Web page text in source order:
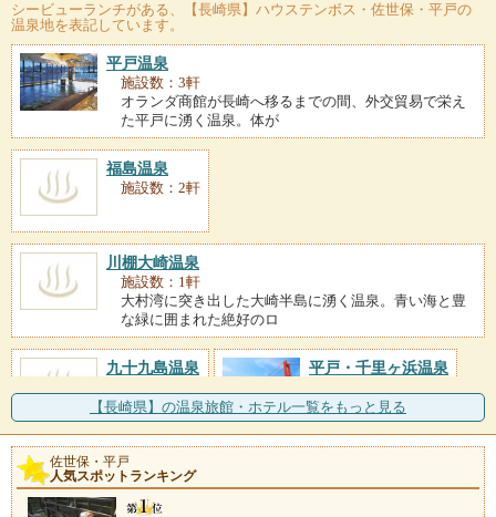
シービューランチがある、【長崎県】ハウステンボス・佐世保・平戸の
温泉地を表記しています。
平戸温泉
施設数：3軒
オランダ商館が長崎へ移るまでの間、外交貿易で栄え
た平戸に湧く温泉。体が
福島温泉
施設数：2軒
川棚大崎温泉
施設数：1軒
大村湾に突き出した大崎半島に湧く温泉。青い海と豊
な緑に囲まれた絶好のロ
九十九島温泉 平戸・千里ヶ浜温泉
【長崎県】の温泉旅館・ホテル一覧をもっと見る
佐世保・平戸
人気スポットランキング